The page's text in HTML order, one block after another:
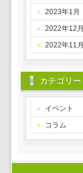
2023年1月
2022年12月
2022年11月
カテゴリー
イベント
コラム